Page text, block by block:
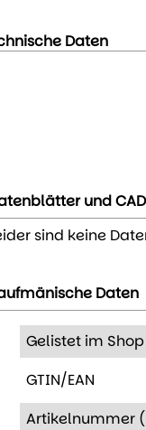
Daten
und
sind keine
Daten
Gelistet im
GTIN/EAN
Artikelnummer